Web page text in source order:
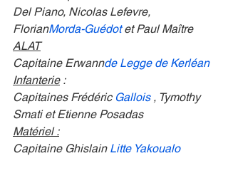
Del Piano, Nicolas Lefevre,
FlorianMorda-Guédot et Paul Maître
ALAT
Capitaine Erwannde Legge de Kerléan
Infanterie :
Capitaines Frédéric Gallois , Tymothy
Smati et Etienne Posadas
Matériel :
Capitaine Ghislain Litte Yakoualo